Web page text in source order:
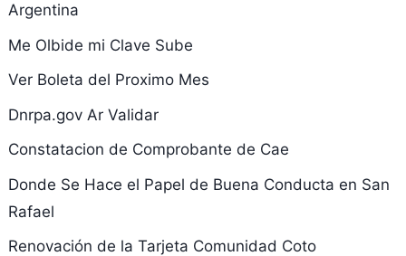
Argentina
Me Olbide mi Clave Sube
Ver Boleta del Proximo Mes
Dnrpa.gov Ar Validar
Constatacion de Comprobante de Cae
Donde Se Hace el Papel de Buena Conducta en San
Rafael
Renovación de la Tarjeta Comunidad Coto